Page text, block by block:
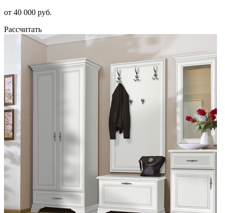
от 40 000 руб.
Рассчитать